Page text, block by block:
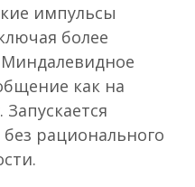
импульсы
более
как на
рационального